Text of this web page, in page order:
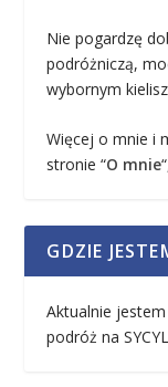
Nie pogardzę
podróżniczą,
wybornym
Więcej o mnie i
stronie “O mnie
GDZIE
Aktualnie
podróż na